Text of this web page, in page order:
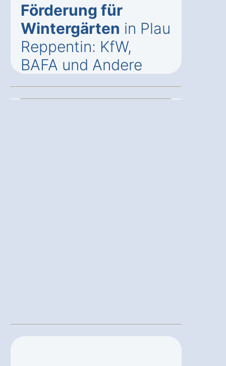
Förderung für
Wintergärten in Plau
Reppentin: KfW,
BAFA und Andere